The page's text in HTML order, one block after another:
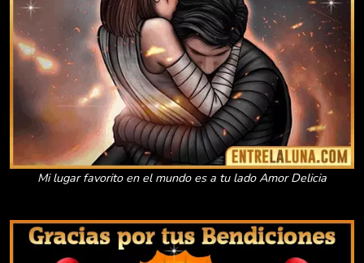
Mi lugar favorito en el mundo es a tu lado Amor Delicia